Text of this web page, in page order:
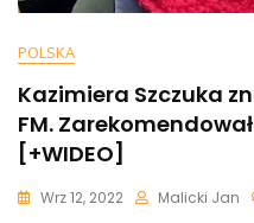
POLSKA
Kazimiera Szczuka
FM.
[+WIDEO]
Wrz 12, 2022 Malicki Jan